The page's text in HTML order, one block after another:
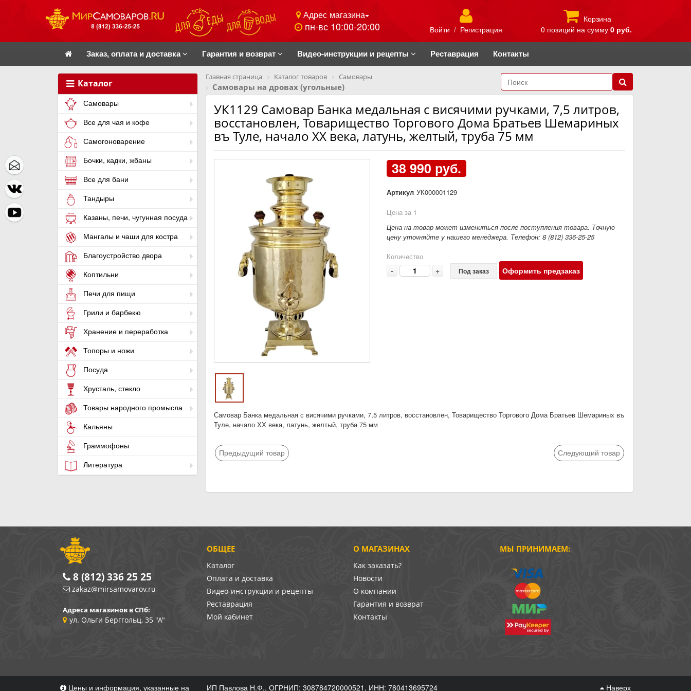
Адрес магазина
пн-вс 10:00-20:00 Войти / Регистрация
Корзина
0 позиций на сумму 0 руб.
Заказ, оплата и доставка Гарантия и возврат Видео-инструкции и рецепты Реставрация Контакты
Каталог
Самовары
Все для чая и кофе
Самогоноварение
Бочки, кадки, жбаны
Все для бани
Тандыры
Казаны, печи, чугунная посуда
Мангалы и чаши для костра
Благоустройство двора
Коптильни
Печи для пищи
Грили и барбекю
Хранение и переработка
Топоры и ножи
Посуда
Хрусталь, стекло
Товары народного промысла
Кальяны
Граммофоны
Литература
Главная страница Каталог товаров Самовары
Самовары на дровах (угольные)
УК1129 Самовар Банка медальная с висячими ручками, 7,5 литров,
восстановлен, Товарищество Торгового Дома Братьев Шемариных
въ Туле, начало ХХ века, латунь, желтый, труба 75 мм
38 990 руб.
Артикул УК000001129
Цена за 1
Цена на товар может измениться после поступления товара. Точную
цену уточняйте у нашего менеджера. Телефон: 8 (812) 336-25-25
Количество
- + Под заказ Оформить предзаказ
Самовар Банка медальная с висячими ручками, 7,5 литров, восстановлен, Товарищество Торгового Дома Братьев Шемариных въ
Туле, начало ХХ века, латунь, желтый, труба 75 мм
Предыдущий товар Следующий товар
О МАГАЗИНАХ
Как заказать?
Новости
О компании
Гарантия и возврат
Контакты
ОБЩЕЕ
Каталог
Оплата и доставка
Видео-инструкции и рецепты
Реставрация
Мой кабинет
МЫ ПРИНИМАЕМ:
8 (812) 336 25 25
zakaz@mirsamovarov.ru
Адреса магазинов в СПб:
ул. Ольги Берггольц, 35 "А"
Цены и информация, указанные на ИП Павлова Н.Ф., ОГРНИП: 308784720000521, ИНН: 780413695724 Наверх